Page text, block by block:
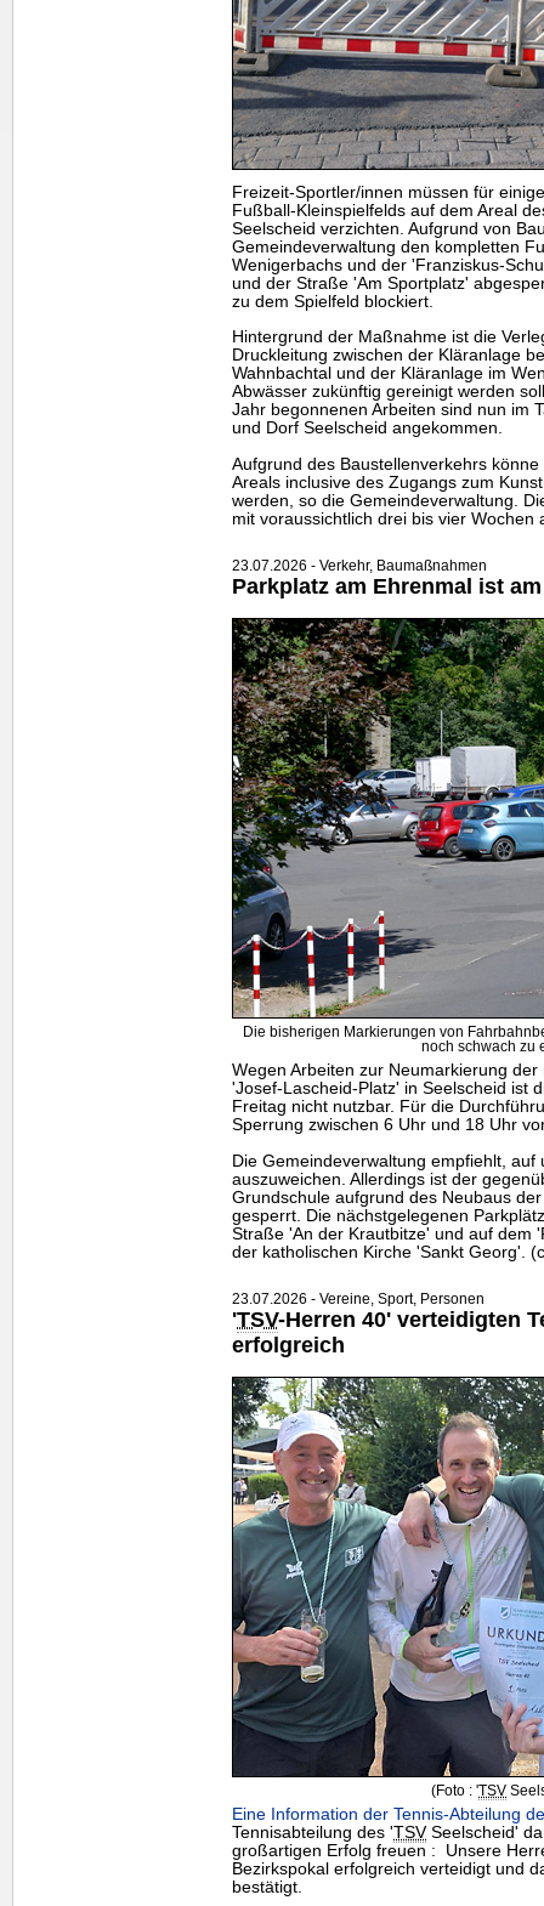
Freizeit-Sportler/innen müssen für
Fußball-Kleinspielfelds auf dem Areal
Seelscheid verzichten. Aufgrund von
Gemeindeverwaltung den kompletten
Wenigerbachs und der 'Franziskus-
und der Straße 'Am Sportplatz'
zu dem Spielfeld blockiert.
Hintergrund der Maßnahme ist die
Druckleitung zwischen der Kläranlage
Wahnbachtal und der Kläranlage im
Abwässer zukünftig gereinigt werden
Jahr begonnenen Arbeiten sind nun im
und Dorf Seelscheid angekommen.
Aufgrund des Baustellenverkehrs
Areals inclusive des Zugangs zum
werden, so die Gemeindeverwaltung.
mit voraussichtlich drei bis vier Wochen
23.07.2026 - Verkehr, Baumaßnahmen
Parkplatz am Ehrenmal ist
Die bisherigen Markierungen von
noch schwach zu
Wegen Arbeiten zur Neumarkierung
'Josef-Lascheid-Platz' in Seelscheid ist
Freitag nicht nutzbar. Für die
Sperrung zwischen 6 Uhr und 18 Uhr
Die Gemeindeverwaltung empfiehlt,
auszuweichen. Allerdings ist der
Grundschule aufgrund des Neubaus
gesperrt. Die nächstgelegenen
Straße 'An der Krautbitze' und auf dem
der katholischen Kirche 'Sankt Georg'.
23.07.2026 - Vereine, Sport, Personen
'TSV-Herren 40' verteidigten
erfolgreich
(Foto : 'TSV
Eine Information der Tennis-Abteilung
Tennisabteilung des 'TSVSeelscheid'
großartigen Erfolg freuen : Unsere
Bezirkspokal erfolgreich verteidigt und
bestätigt.